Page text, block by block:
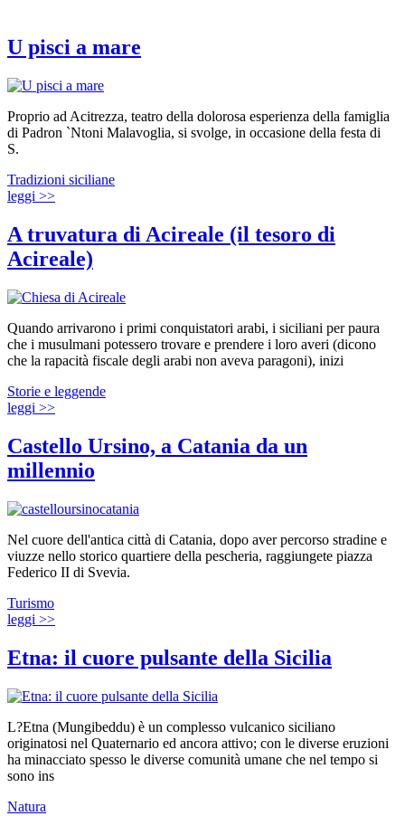
U pisci a mare
Proprio ad Acitrezza, teatro della dolorosa esperienza della famiglia
di Padron `Ntoni Malavoglia, si svolge, in occasione della festa di
S.
Tradizioni siciliane
leggi >>
A truvatura di Acireale (il tesoro di
Acireale)
Quando arrivarono i primi conquistatori arabi, i siciliani per paura
che i musulmani potessero trovare e prendere i loro averi (dicono
che la rapacità fiscale degli arabi non aveva paragoni), inizi
Storie e leggende
leggi >>
Castello Ursino, a Catania da un
millennio
Nel cuore dell'antica città di Catania, dopo aver percorso stradine e
viuzze nello storico quartiere della pescheria, raggiungete piazza
Federico II di Svevia.
Turismo
leggi >>
Etna: il cuore pulsante della Sicilia
L?Etna (Mungibeddu) è un complesso vulcanico siciliano
originatosi nel Quaternario ed ancora attivo; con le diverse eruzioni
ha minacciato spesso le diverse comunità umane che nel tempo si
sono ins
Natura